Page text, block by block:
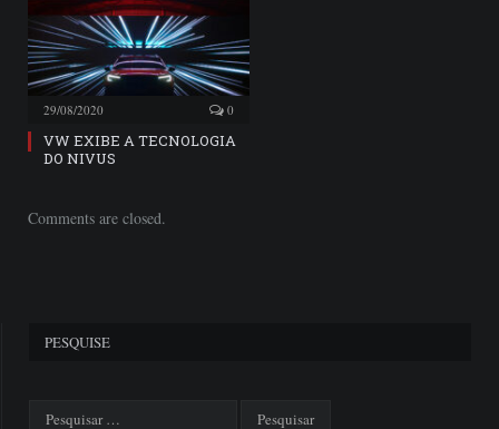
29/08/2020 0
VW EXIBE A TECNOLOGIA
DO NIVUS
Comments are closed.
PESQUISE